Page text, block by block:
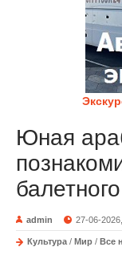
Юная
admin 27-06-
Культура / Мир / Все